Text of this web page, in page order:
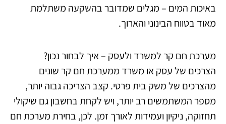
באיכות המים – מגלים שמדובר בהשקעה משתלמת
מאוד בטווח הבינוני והארוך.
מערכת חם קר למשרד ולעסק – איך לבחור נכון?
הצרכים של עסק או משרד ממערכת חם קר שונים
מהצרכים של משק בית פרטי. קצב הצריכה גבוה יותר,
מספר המשתמשים רב יותר, ויש לקחת בחשבון גם שיקולי
תחזוקה, ניקיון ועמידות לאורך זמן. לכן, בחירת מערכת חם